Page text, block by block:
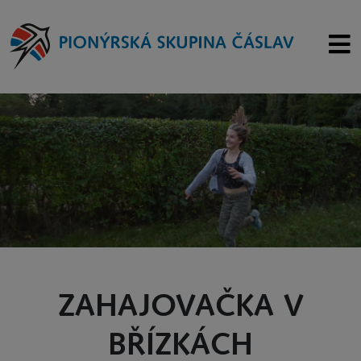
ZAHAJOVAČKA V
BŘÍZKÁCH